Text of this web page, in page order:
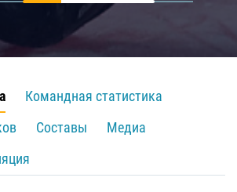
Командная статистика
Составы
Медиа